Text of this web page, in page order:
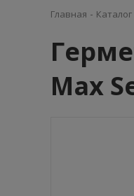
Главная - Каталог
Max